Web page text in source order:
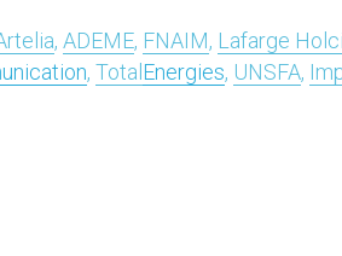
, ADEME, FNAIM, Lafarge
, Total Energies, UNSFA,